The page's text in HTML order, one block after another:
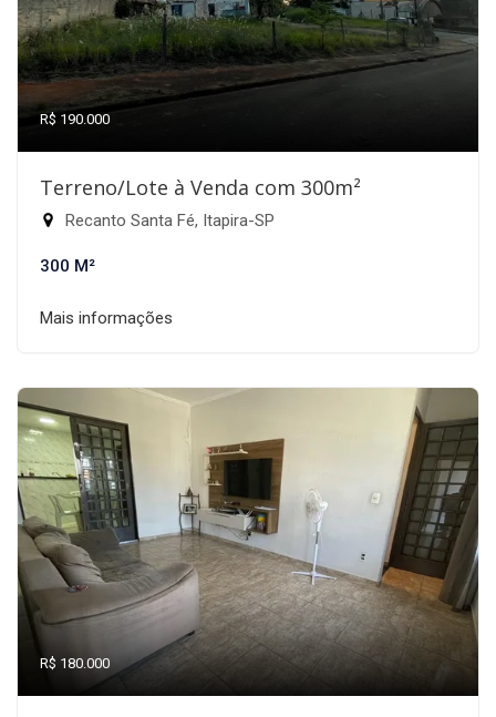
R$ 190.000
Terreno/Lote à Venda com 300m²
Recanto Santa Fé, Itapira-SP
300 M²
Mais informações
R$ 180.000